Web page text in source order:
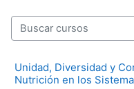
Buscar cursos
Unidad, Diversidad y
Nutrición en los